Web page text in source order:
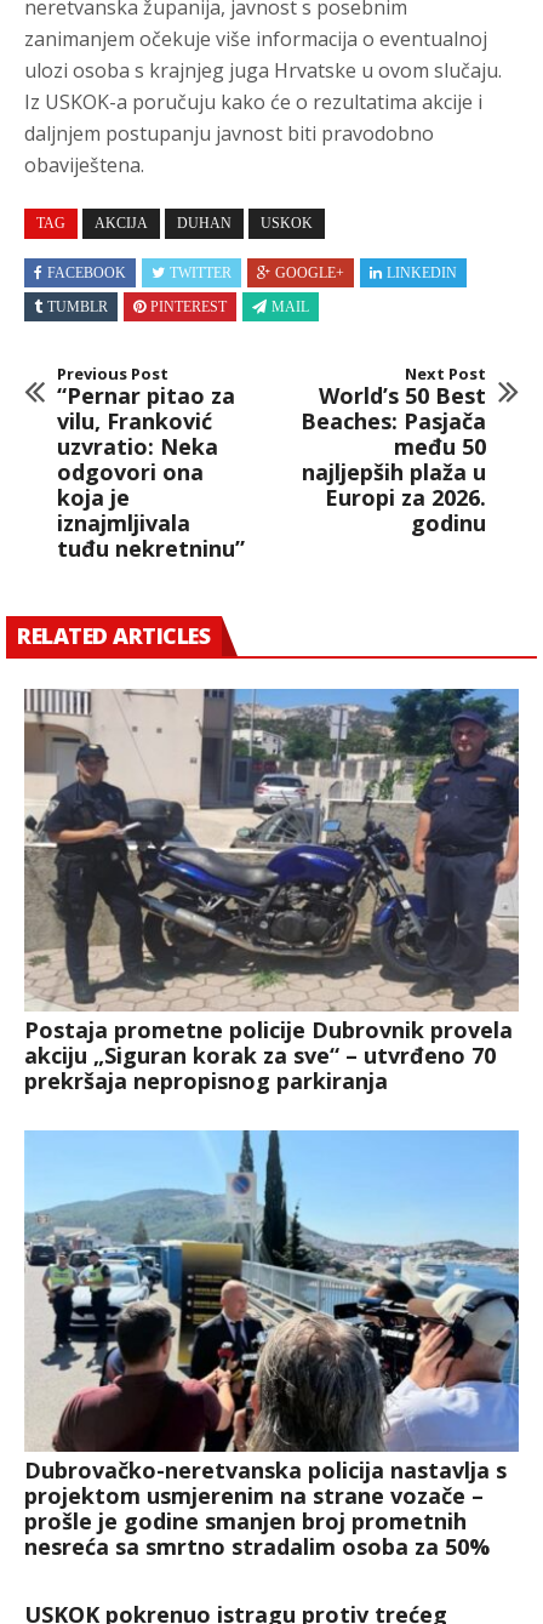
neretvanska županija, javnost s posebnim
zanimanjem očekuje više informacija o eventualnoj
ulozi osoba s krajnjeg juga Hrvatske u ovom slučaju.
Iz USKOK-a poručuju kako će o rezultatima akcije i
daljnjem postupanju javnost biti pravodobno
obaviještena.
TAG AKCIJA DUHAN USKOK
FACEBOOK TWITTER GOOGLE+
LINKEDIN
TUMBLR
PINTEREST MAIL
Previous Post
“Pernar pitao za
vilu, Franković
uzvratio: Neka
odgovori ona
koja je
iznajmljivala
tuđu nekretninu”
Next Post
World’s 50 Best
Beaches: Pasjača
među 50
najljepših plaža u
Europi za 2026.
godinu
RELATED ARTICLES
Postaja prometne policije Dubrovnik provela
akciju „Siguran korak za sve“ – utvrđeno 70
prekršaja nepropisnog parkiranja
Dubrovačko-neretvanska policija nastavlja s
projektom usmjerenim na strane vozače –
prošle je godine smanjen broj prometnih
nesreća sa smrtno stradalim osoba za 50%
USKOK pokrenuo istragu protiv trećeg